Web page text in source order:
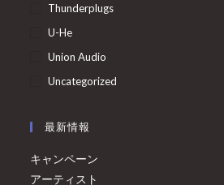
Thunderplugs
U-He
Union Audio
Uncategorized
最新情報
キャンペーン
アーティスト